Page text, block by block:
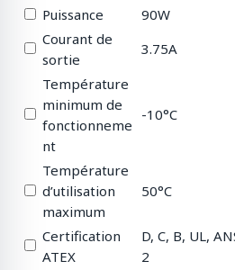
Puissance
90W
Courant de
sortie
3.75A
Température
minimum de
fonctionneme
nt
-10°C
Température
d’utilisation
maximum
50°C
Certification
ATEX
D, C, B, UL,
2